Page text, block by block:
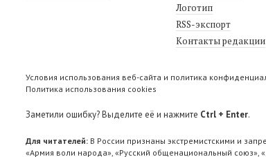
Логотип
RSS-экспорт
Контакты редакции
Условия использования веб-сайта и политика
Политика использования cookies
Заметили ошибку? Выделите её и нажмите Ctrl + Enter.
Для читателей: В России признаны экстремистскими и
«Армия воли народа», «Русский общенациональный союз»,